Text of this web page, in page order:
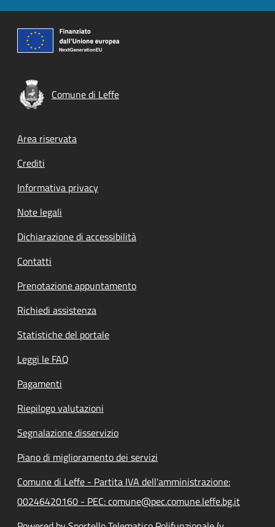
Comune di Leffe
Footer menu
Area riservata
Crediti
Informativa privacy
Note legali
Dichiarazione di accessibilità
Contatti
Prenotazione appuntamento
Richiedi assistenza
Statistiche del portale
Leggi le FAQ
Pagamenti
Riepilogo valutazioni
Segnalazione disservizio
Piano di miglioramento dei servizi
Comune di Leffe - Partita IVA dell'amministrazione:
00246420160 - PEC: comune@pec.comune.leffe.bg.it